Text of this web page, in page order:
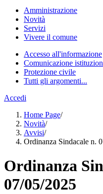
Amministrazione
Novità
Servizi
Vivere il comune
Accesso all'informazione
Comunicazione
Protezione civile
Tutti gli argomenti...
Accedi
Home Page/
Novità/
Avvisi/
Ordinanza Sindacale n.
Ordinanza
07/05/2025